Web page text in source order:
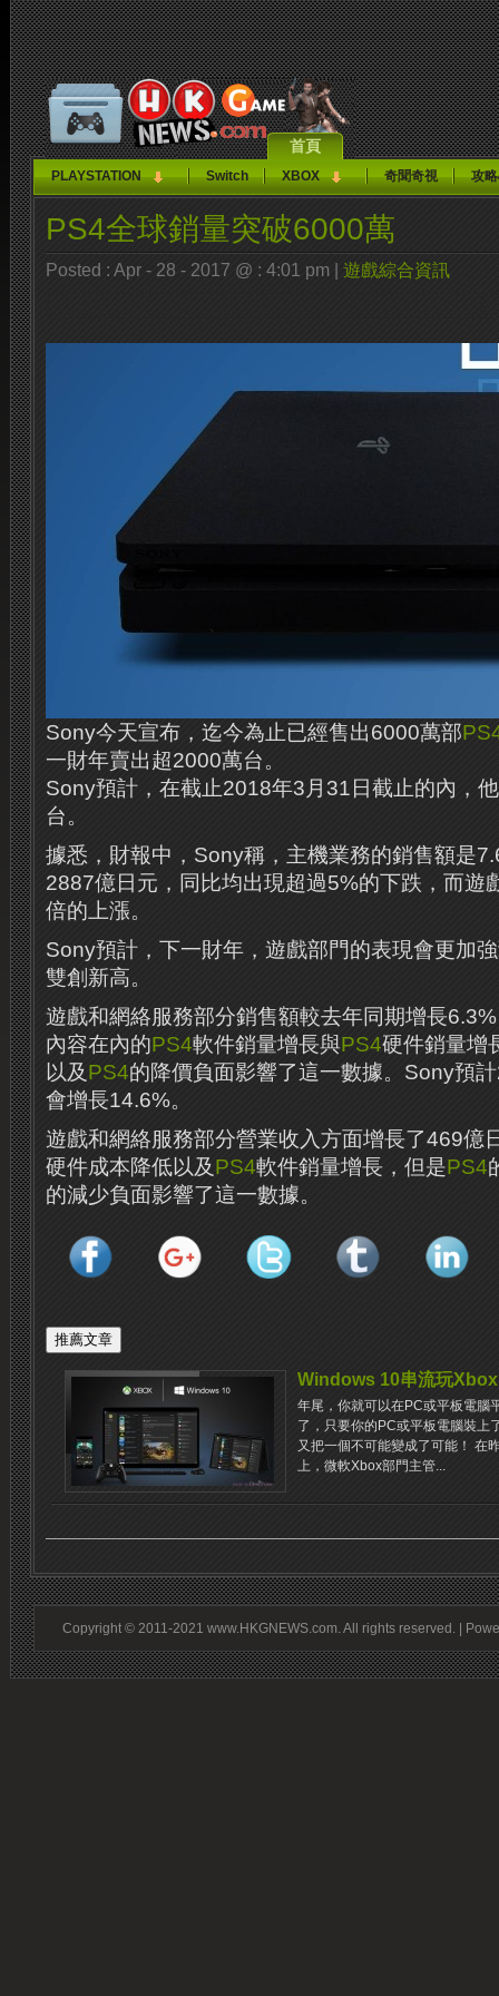
首頁
PLAYSTATION Switch XBOX 奇聞奇視 攻
PS4全球銷量突破6000萬
Posted : Apr - 28 - 2017 @ : 4:01 pm | 遊戲綜合資訊
Sony今天宣布，迄今為止已經售出6000萬部
一財年賣出超2000萬台。
Sony預計，在截止2018年3月31日截止的內，
台。
據悉，財報中，Sony稱，主機業務的銷售額是
2887億日元，同比均出現超過5%的下跌，而遊
倍的上漲。
Sony預計，下一財年，遊戲部門的表現會更加
雙創新高。
遊戲和網絡服務部分銷售額較去年同期增長
內容在內的PS4軟件銷量增長與PS4硬件銷量增
以及PS4的降價負面影響了這一數據。Sony預
會增長14.6%。
遊戲和網絡服務部分營業收入方面增長了469億
硬件成本降低以及PS4軟件銷量增長，但是PS4
的減少負面影響了這一數據。
Windows 10串流玩
年尾，你就可以在PC或平板電腦
了，只要你的PC或平板電腦裝上
又把一個不可能變成了可能！ 在
上，微軟Xbox部門主管...
Copyright © 2011-2021 www.HKGNEWS.com. All rights reserved. |